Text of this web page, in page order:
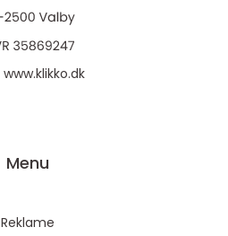
www.klikko.dk
Menu
Reklame